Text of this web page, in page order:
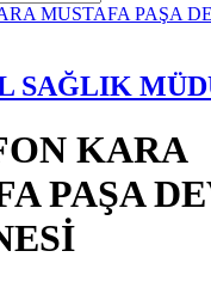
SAĞLIK
KARA
PAŞA